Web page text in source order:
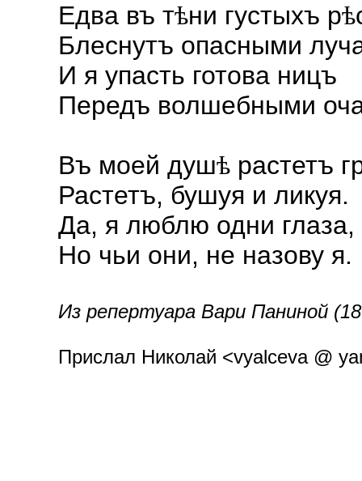
Едва въ тѣни густыхъ рѣ
Блеснутъ опасными
И я упасть готова ницъ
Передъ волшебными
Въ моей душѣ растетъ
Растетъ, бушуя и ликуя.
Да, я люблю одни глаза,
Но чьи они, не назову я.
Из репертуара Вари Паниной
Прислал Николай <vyalceva @